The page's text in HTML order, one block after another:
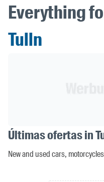
Everything
Tulln
Últimas ofertas in
New and used cars,